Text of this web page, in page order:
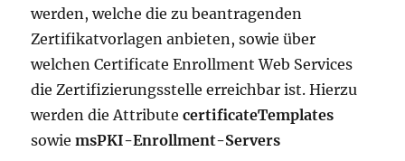
werden, welche die zu beantragenden
Zertifikatvorlagen anbieten, sowie über
welchen Certificate Enrollment Web Services
die Zertifizierungsstelle erreichbar ist. Hierzu
werden die AttributecertificateTemplates
sowiemsPKI-Enrollment-Servers